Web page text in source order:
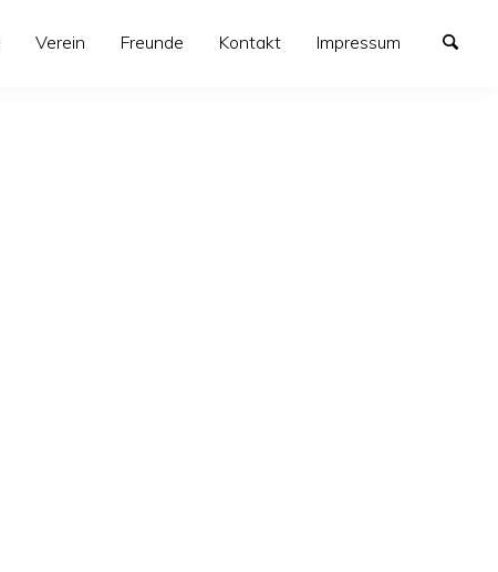
Verein Freunde Kontakt Impressum